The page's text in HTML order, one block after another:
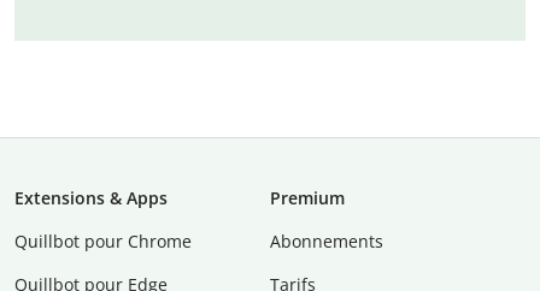
Extensions & Apps
Quillbot pour Chrome
Quillbot pour Edge
Premium
Abonnements
Tarifs